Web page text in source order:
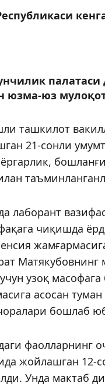
палатаси
юзма-юз
ташкилот
21-сонли
лаборант
чиқишда
Матякубовнинг
узоқ
асосан
бош­лаб
фаолларнинг
жойлашган
Унда мактаб